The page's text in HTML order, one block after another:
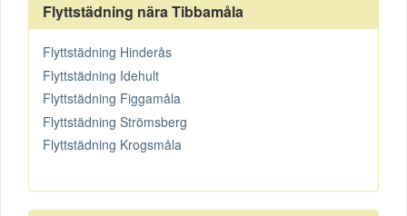
Flyttstädning nära Tibbamåla
Flyttstädning Hinderås
Flyttstädning Idehult
Flyttstädning Figgamåla
Flyttstädning Strömsberg
Flyttstädning Krogsmåla